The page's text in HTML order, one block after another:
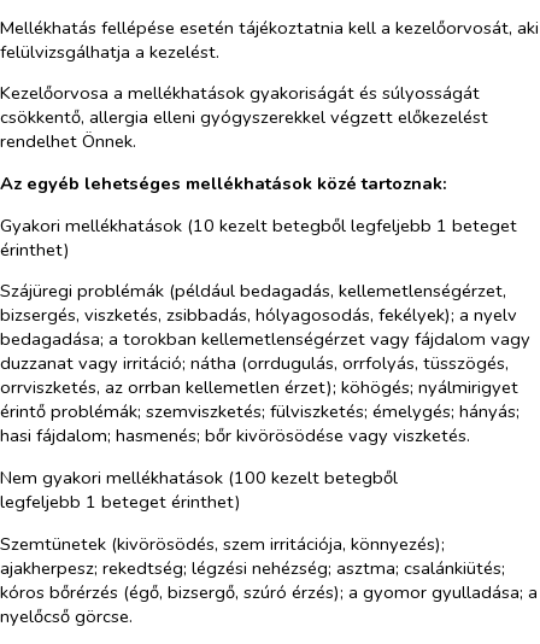
Mellékhatás fellépése esetén tájékoztatnia kell a kezelőorvosát, aki
felülvizsgálhatja a kezelést.
Kezelőorvosa a mellékhatások gyakoriságát és súlyosságát
csökkentő, allergia elleni gyógyszerekkel végzett előkezelést
rendelhet Önnek.
Az egyéb lehetséges mellékhatások közé tartoznak:
Gyakori mellékhatások (10 kezelt betegből legfeljebb 1 beteget
érinthet)
Szájüregi problémák (például bedagadás, kellemetlenségérzet,
bizsergés, viszketés, zsibbadás, hólyagosodás, fekélyek); a nyelv
bedagadása; a torokban kellemetlenségérzet vagy fájdalom vagy
duzzanat vagy irritáció; nátha (orrdugulás, orrfolyás, tüsszögés,
orrviszketés, az orrban kellemetlen érzet); köhögés; nyálmirigyet
érintő problémák; szemviszketés; fülviszketés; émelygés; hányás;
hasi fájdalom; hasmenés; bőr kivörösödése vagy viszketés.
Nem gyakori mellékhatások (100 kezelt betegből
legfeljebb 1 beteget érinthet)
Szemtünetek (kivörösödés, szem irritációja, könnyezés);
ajakherpesz; rekedtség; légzési nehézség; asztma; csalánkiütés;
kóros bőrérzés (égő, bizsergő, szúró érzés); a gyomor gyulladása; a
nyelőcső görcse.